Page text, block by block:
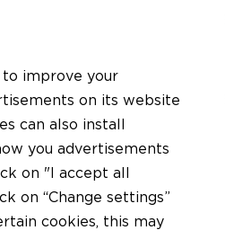
Rue du Tronquoy,
IVA:
info@beal.be
to improve your
on its website
can also install
you advertisements
on "I accept all
on “Change settings”
cookies, this may